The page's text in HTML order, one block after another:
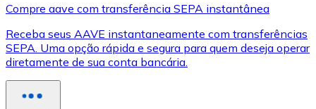
Compre aave com transferência SEPA instantânea
Receba seus AAVE instantaneamente com transferências
SEPA. Uma opção rápida e segura para quem deseja operar
diretamente de sua conta bancária.